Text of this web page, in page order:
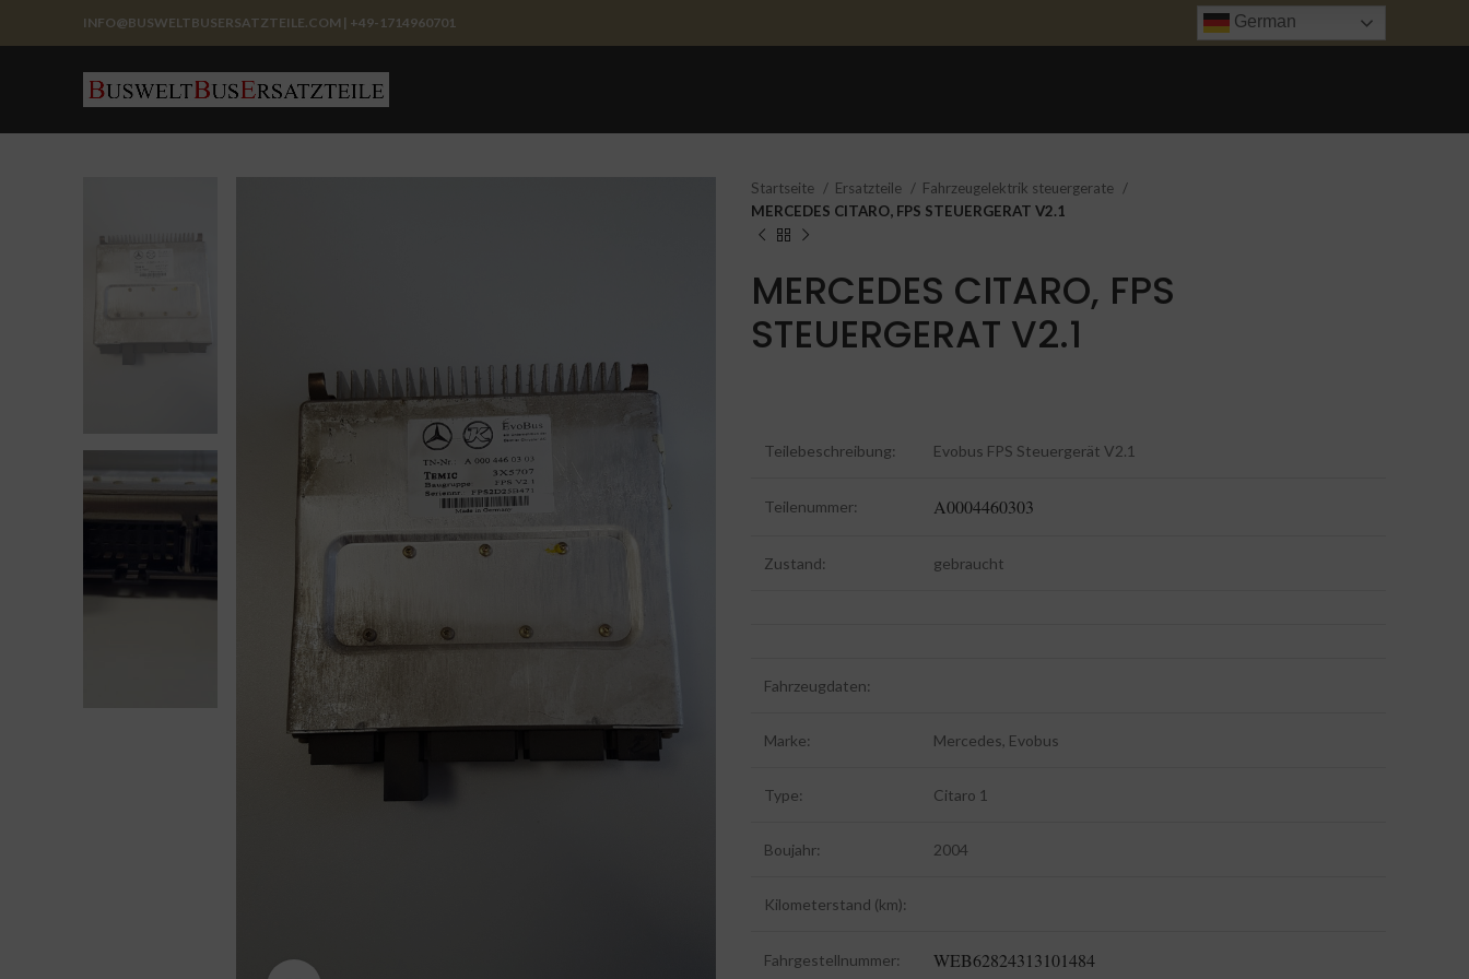
INFO@BUSWELTBUSERSATZTEILE.COM | +49-1714960701 German
Startseite Ersatzteile
Fahrzeugelektrik steuergerate
MERCEDES CITARO, FPS STEUERGERAT V2.1
MERCEDES CITARO, FPS
STEUERGERAT V2.1
Teilebeschreibung: Evobus FPS Steuergerät V2.1
Teilenummer: A0004460303
Zustand: gebraucht
Fahrzeugdaten:
Marke: Mercedes, Evobus
Type: Citaro 1
Boujahr: 2004
Kilometerstand (km):
Fahrgestellnummer: WEB62824313101484